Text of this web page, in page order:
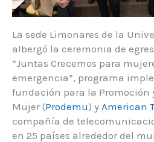
La sede Limonares de la
albergó la ceremonia de
“Juntas Crecemos para
emergencia”, programa
fundación para la Promoción
Mujer (Prodemu) y American
compañía de
en 25 países alrededor del